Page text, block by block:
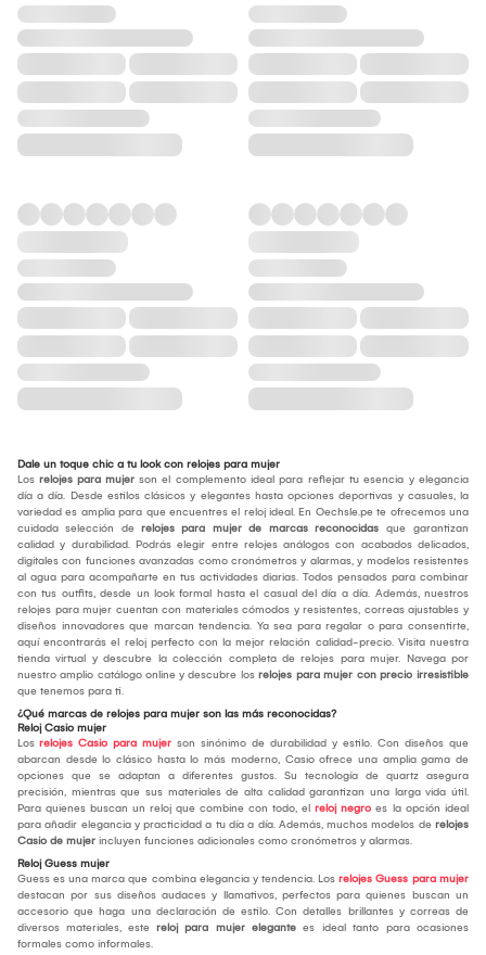
Dale un toque chic a tu look con relojes para mujer
Los relojes para mujer son el complemento ideal para reflejar tu esencia y elegancia
día a día. Desde estilos clásicos y elegantes hasta opciones deportivas y casuales, la
variedad es amplia para que encuentres el reloj ideal. En Oechsle.pe te ofrecemos una
cuidada selección de relojes para mujer de marcas reconocidas que garantizan
calidad y durabilidad. Podrás elegir entre relojes análogos con acabados delicados,
digitales con funciones avanzadas como cronómetros y alarmas, y modelos resistentes
al agua para acompañarte en tus actividades diarias. Todos pensados para combinar
con tus outfits, desde un look formal hasta el casual del día a día. Además, nuestros
relojes para mujer cuentan con materiales cómodos y resistentes, correas ajustables y
diseños innovadores que marcan tendencia. Ya sea para regalar o para consentirte,
aquí encontrarás el reloj perfecto con la mejor relación calidad-precio. Visita nuestra
tienda virtual y descubre la colección completa de relojes para mujer. Navega por
nuestro amplio catálogo online y descubre los relojes para mujer con precio irresistible
que tenemos para ti.
¿Qué marcas de relojes para mujer son las más reconocidas?
Reloj Casio mujer
Los relojes Casio para mujer son sinónimo de durabilidad y estilo. Con diseños que
abarcan desde lo clásico hasta lo más moderno, Casio ofrece una amplia gama de
opciones que se adaptan a diferentes gustos. Su tecnología de quartz asegura
precisión, mientras que sus materiales de alta calidad garantizan una larga vida útil.
Para quienes buscan un reloj que combine con todo, el reloj negro es la opción ideal
para añadir elegancia y practicidad a tu día a día. Además, muchos modelos de relojes
Casio de mujer incluyen funciones adicionales como cronómetros y alarmas.
Reloj Guess mujer
Guess es una marca que combina elegancia y tendencia. Los relojes Guess para mujer
destacan por sus diseños audaces y llamativos, perfectos para quienes buscan un
accesorio que haga una declaración de estilo. Con detalles brillantes y correas de
diversos materiales, este reloj para mujer elegante es ideal tanto para ocasiones
formales como informales.